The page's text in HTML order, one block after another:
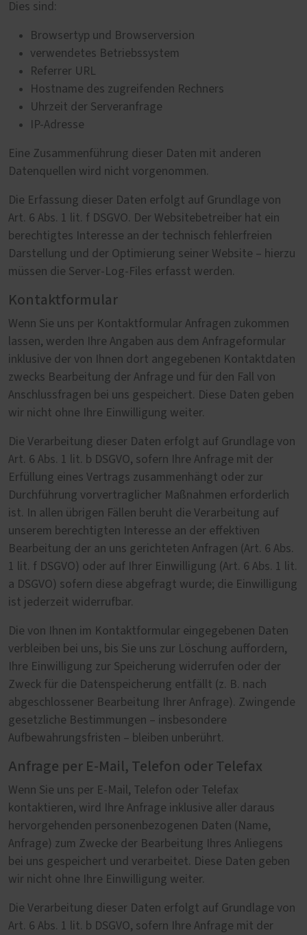
Dies sind:
Browsertyp und Browserversion
verwendetes Betriebssystem
Referrer URL
Hostname des zugreifenden Rechners
Uhrzeit der Serveranfrage
IP-Adresse
Eine Zusammenführung dieser Daten mit anderen
Datenquellen wird nicht vorgenommen.
Die Erfassung dieser Daten erfolgt auf Grundlage von
Art. 6 Abs. 1 lit. f DSGVO. Der Websitebetreiber hat ein
berechtigtes Interesse an der technisch fehlerfreien
Darstellung und der Optimierung seiner Website – hierzu
müssen die Server-Log-Files erfasst werden.
Kontaktformular
Wenn Sie uns per Kontaktformular Anfragen zukommen
lassen, werden Ihre Angaben aus dem Anfrageformular
inklusive der von Ihnen dort angegebenen Kontaktdaten
zwecks Bearbeitung der Anfrage und für den Fall von
Anschlussfragen bei uns gespeichert. Diese Daten geben
wir nicht ohne Ihre Einwilligung weiter.
Die Verarbeitung dieser Daten erfolgt auf Grundlage von
Art. 6 Abs. 1 lit. b DSGVO, sofern Ihre Anfrage mit der
Erfüllung eines Vertrags zusammenhängt oder zur
Durchführung vorvertraglicher Maßnahmen erforderlich
ist. In allen übrigen Fällen beruht die Verarbeitung auf
unserem berechtigten Interesse an der effektiven
Bearbeitung der an uns gerichteten Anfragen (Art. 6 Abs.
1 lit. f DSGVO) oder auf Ihrer Einwilligung (Art. 6 Abs. 1 lit.
a DSGVO) sofern diese abgefragt wurde; die Einwilligung
ist jederzeit widerrufbar.
Die von Ihnen im Kontaktformular eingegebenen Daten
verbleiben bei uns, bis Sie uns zur Löschung auffordern,
Ihre Einwilligung zur Speicherung widerrufen oder der
Zweck für die Datenspeicherung entfällt (z. B. nach
abgeschlossener Bearbeitung Ihrer Anfrage). Zwingende
gesetzliche Bestimmungen – insbesondere
Aufbewahrungsfristen – bleiben unberührt.
Anfrage per E-Mail, Telefon oder Telefax
Wenn Sie uns per E-Mail, Telefon oder Telefax
kontaktieren, wird Ihre Anfrage inklusive aller daraus
hervorgehenden personenbezogenen Daten (Name,
Anfrage) zum Zwecke der Bearbeitung Ihres Anliegens
bei uns gespeichert und verarbeitet. Diese Daten geben
wir nicht ohne Ihre Einwilligung weiter.
Die Verarbeitung dieser Daten erfolgt auf Grundlage von
Art. 6 Abs. 1 lit. b DSGVO, sofern Ihre Anfrage mit der